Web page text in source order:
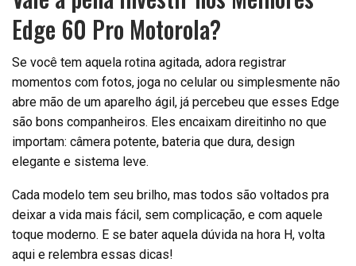
Edge 60 Pro Motorola?
Se você tem aquela rotina agitada, adora registrar
momentos com fotos, joga no celular ou simplesmente não
abre mão de um aparelho ágil, já percebeu que esses Edge
são bons companheiros. Eles encaixam direitinho no que
importam: câmera potente, bateria que dura, design
elegante e sistema leve.
Cada modelo tem seu brilho, mas todos são voltados pra
deixar a vida mais fácil, sem complicação, e com aquele
toque moderno. E se bater aquela dúvida na hora H, volta
aqui e relembra essas dicas!